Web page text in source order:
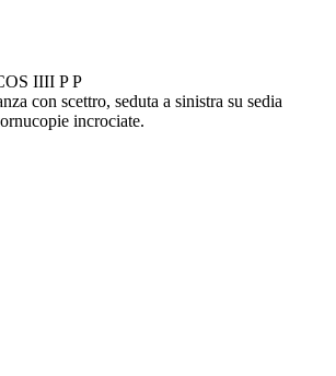
IIII P P
con scettro, seduta a sinistra su sedia
incrociate.